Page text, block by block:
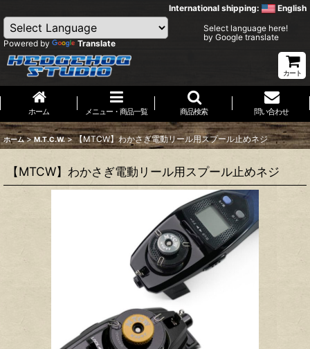
International shipping: English
Powered by Translate
Select language here!
by Google translate
カート
ホーム メニュー・商品一覧 商品検索 問い合わせ
ホーム > M.T.C.W. > 【MTCW】わかさぎ電動リール用スプール止めネジ
【MTCW】わかさぎ電動リール用スプール止めネジ